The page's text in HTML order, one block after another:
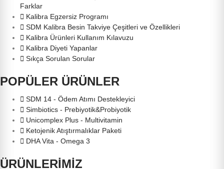
Farklar
Kalibra Egzersiz Programı
SDM Kalibra Besin Takviye Çeşitleri ve Özellikleri
Kalibra Ürünleri Kullanım Kılavuzu
Kalibra Diyeti Yapanlar
Sıkça Sorulan Sorular
POPÜLER ÜRÜNLER
SDM 14 - Ödem Atımı Destekleyici
Simbiotics - Prebiyotik&Probiyotik
Unicomplex Plus - Multivitamin
Ketojenik Atıştırmalıklar Paketi
DHA Vita - Omega 3
ÜRÜNLERİMİZ